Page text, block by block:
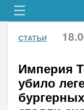
СТАТЬИ
Империя
убило